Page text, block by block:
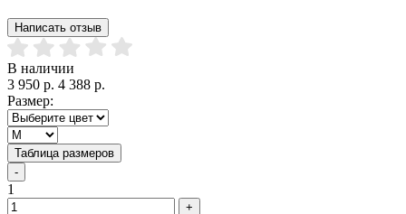
Написать отзыв
В наличии
3 950 р. 4 388 р.
Размер:
Таблица размеров
-
1
+